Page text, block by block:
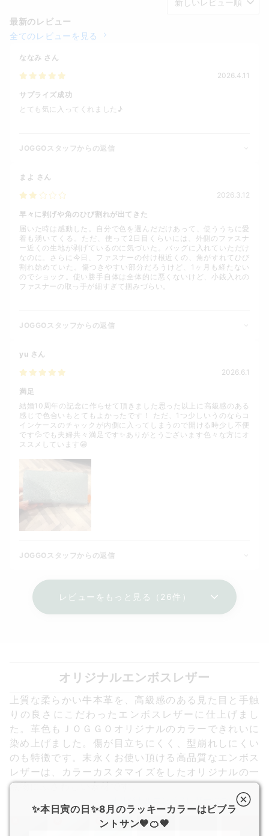
最新のレビュー
全てのレビューを見る
ななみ さん
2026.4.11
サプライズ成功
とても気に入ってくれました♪
JOGGOスタッフからの返信
まよ さん
2026.3.12
早々に剥げや角のひび割れが出てきた
届いた時は感動した。自分で色を選んだだけあって、使ううちに愛
着も湧いてくる。ただ、使って2日目くらいには、外側のファスナ
ー近くの生地が剥げているのに気づいた。バッグに入れていただけ
なのに。さらに今日、ファスナーの付け根近くの、角がすれてひび
割れ始めていた。傷つきやすい部分だろうけど、1ヶ月も経たない
のでショック。使い勝手自体は全体的に悪くないけど、小銭入れの
ファスナーの取っ手が細すぎて掴みづらい。
JOGGOスタッフからの返信
yu さん
2026.6.1
満足
結婚10周年の記念に作らせて頂きました思った以上に高級感のある
感じで色合いもとてもよかったです！ ただ、1つ少しいうのならコ
インケースのチャックが内側に入ってしまうので開ける時少し不便
です💦でも夫婦共々満足です✨️ありがとうございます色々な方にオ
ススメしています😁
JOGGOスタッフからの返信
レビューをもっと見る（26件）
オリジナルエンボスレザー
上質な柔らかい牛本革を、高級感のある見た目と手触
りの良さにこだわったエンボスレザーに仕上げまし
た。革色もＪＯＧＧＯオリジナルのカラーできれいに
染め上げました。傷が目立ちにくく、型崩れしにくい
のも特徴です。末永くお使い頂ける高品質なエンボス
レザーは、カラーカスタマイズをしたオリジナルの一
点物にふさわしい素材です。
オリジナルエンボスレザーについて
限
✨本日寅の日✨8月のラッキーカラーはビブラ
ントサン🧡🍊🧡